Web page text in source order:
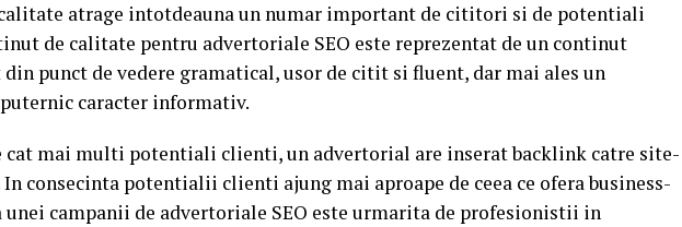
atrage intotdeauna un numar important de cititori si de potentiali
de calitate pentru advertoriale SEO este reprezentat de un continut
punct de vedere gramatical, usor de citit si fluent, dar mai ales un
caracter informativ.
cat mai multi potentiali clienti, un advertorial are inserat backlink catre site-
consecinta potentialii clienti ajung mai aproape de ceea ce ofera business-
campanii de advertoriale SEO este urmarita de profesionistii in